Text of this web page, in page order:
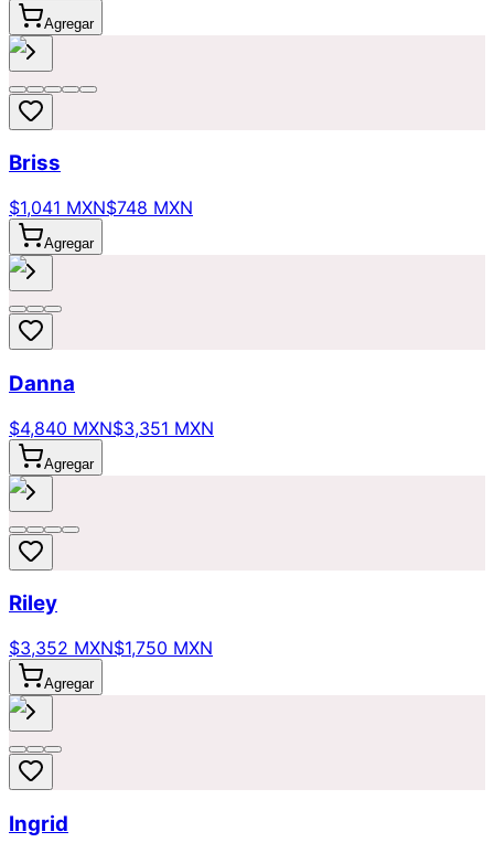
Agregar
Briss
$1,041 MXN$748 MXN
Agregar
Danna
$4,840 MXN$3,351 MXN
Agregar
Riley
$3,352 MXN$1,750 MXN
Agregar
Ingrid